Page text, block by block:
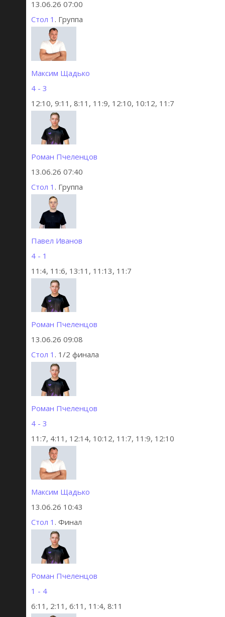
13.06.26 07:00
Стол 1 . Группа
Максим Щадько
4 - 3
12:10, 9:11, 8:11, 11:9, 12:10, 10:12, 11:7
Роман Пчеленцов
13.06.26 07:40
Стол 1 . Группа
Павел Иванов
4 - 1
11:4, 11:6, 13:11, 11:13, 11:7
Роман Пчеленцов
13.06.26 09:08
Стол 1 . 1/2 финала
Роман Пчеленцов
4 - 3
11:7, 4:11, 12:14, 10:12, 11:7, 11:9, 12:10
Максим Щадько
13.06.26 10:43
Стол 1 . Финал
Роман Пчеленцов
1 - 4
6:11, 2:11, 6:11, 11:4, 8:11